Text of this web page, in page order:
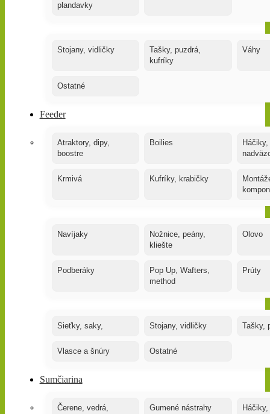
plandavky
Stojany, vidličky
Tašky, puzdrá,
kufríky
Váhy
Ostatné
Feeder
Atraktory, dipy,
boostre
Boilies
Krmivá Kufríky, krabičky
Navíjaky
Nožnice, peány,
kliešte
Olovo
Podberáky
Pop Up, Wafters,
method
Prúty
Sieťky, saky, Stojany, vidličky Tašky,
Vlasce a šnúry Ostatné
Sumčiarina
Čerene, vedrá,
Gumené nástrahy